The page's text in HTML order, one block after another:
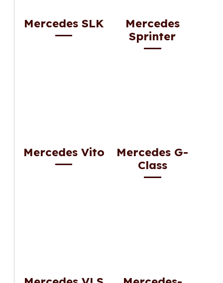
Mercedes SLK
Mercedes
Sprinter
Mercedes Vito
Mercedes G-
Class